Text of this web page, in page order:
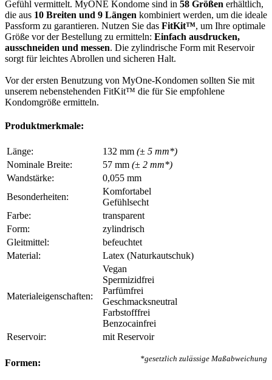
Gefühl vermittelt. MyONE Kondome sind in 58 Größen erhältlich,
die aus 10 Breiten und 9 Längen kombiniert werden, um die ideale
Passform zu garantieren. Nutzen Sie das FitKit™, um Ihre optimale
Größe vor der Bestellung zu ermitteln: Einfach ausdrucken,
ausschneiden und messen. Die zylindrische Form mit Reservoir
sorgt für leichtes Abrollen und sicheren Halt.
Vor der ersten Benutzung von MyOne-Kondomen sollten Sie mit
unserem nebenstehenden FitKit™ die für Sie empfohlene
Kondomgröße ermitteln.
Produktmerkmale:
Länge: 132 mm (± 5 mm*)
Nominale Breite:
57 mm (± 2 mm*)
Wandstärke:
0,055 mm
Besonderheiten:
Komfortabel
Gefühlsecht
Farbe:
transparent
Form:
zylindrisch
Gleitmittel:
befeuchtet
Material:
Latex (Naturkautschuk)
Materialeigenschaften:
Vegan
Spermizidfrei
Parfümfrei
Geschmacksneutral
Farbstofffrei
Benzocainfrei
Reservoir:
mit Reservoir
*gesetzlich zulässige Maßabweichung
Formen: